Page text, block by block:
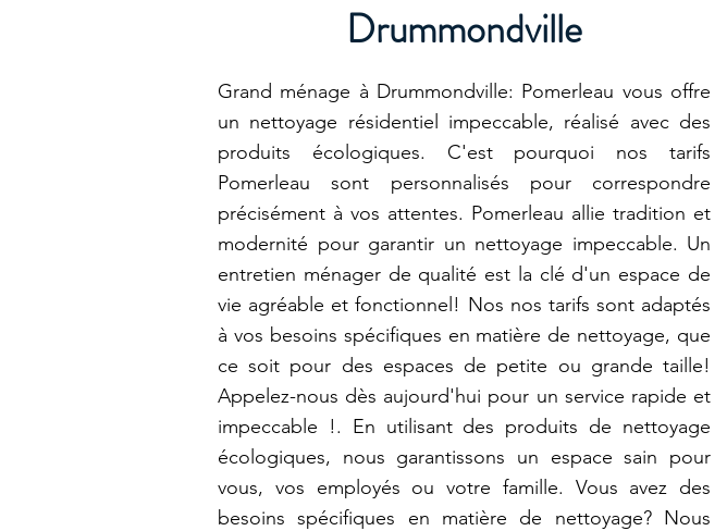
Drummondville
Grand ménage à Drummondville: Pomerleau vous offre
un nettoyage résidentiel impeccable, réalisé avec des
produits écologiques. C'est pourquoi nos tarifs
Pomerleau sont personnalisés pour correspondre
précisément à vos attentes. Pomerleau allie tradition et
modernité pour garantir un nettoyage impeccable. Un
entretien ménager de qualité est la clé d'un espace de
vie agréable et fonctionnel! Nos nos tarifs sont adaptés
à vos besoins spécifiques en matière de nettoyage, que
ce soit pour des espaces de petite ou grande taille!
Appelez-nous dès aujourd'hui pour un service rapide et
impeccable !. En utilisant des produits de nettoyage
écologiques, nous garantissons un espace sain pour
vous, vos employés ou votre famille. Vous avez des
besoins spécifiques en matière de nettoyage? Nous